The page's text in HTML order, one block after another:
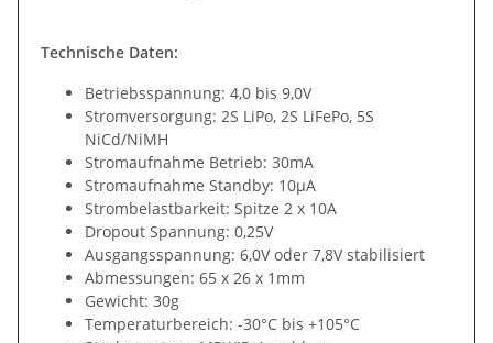
Technische Daten:
Betriebsspannung: 4,0 bis 9,0V
Stromversorgung: 2S LiPo, 2S LiFePo, 5S
NiCd/NiMH
Stromaufnahme Betrieb: 30mA
Stromaufnahme Standby: 10µA
Strombelastbarkeit: Spitze 2 x 10A
Dropout Spannung: 0,25V
Ausgangsspannung: 6,0V oder 7,8V stabilisiert
Abmessungen: 65 x 26 x 1mm
Gewicht: 30g
Temperaturbereich: -30°C bis +105°C